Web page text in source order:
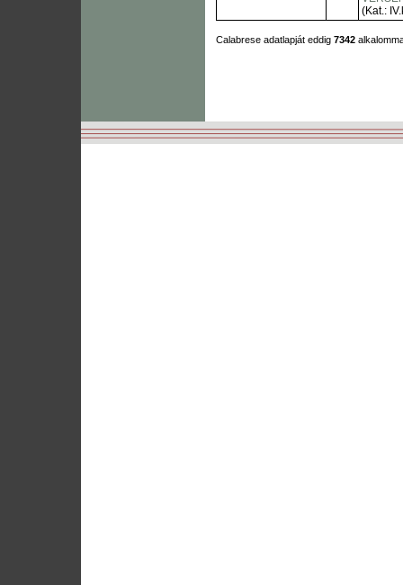
(Kat.:
Calabrese adatlapját eddig 7342